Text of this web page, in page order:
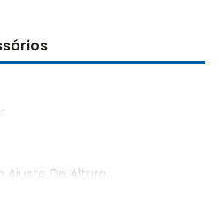
Ajuste De Altura